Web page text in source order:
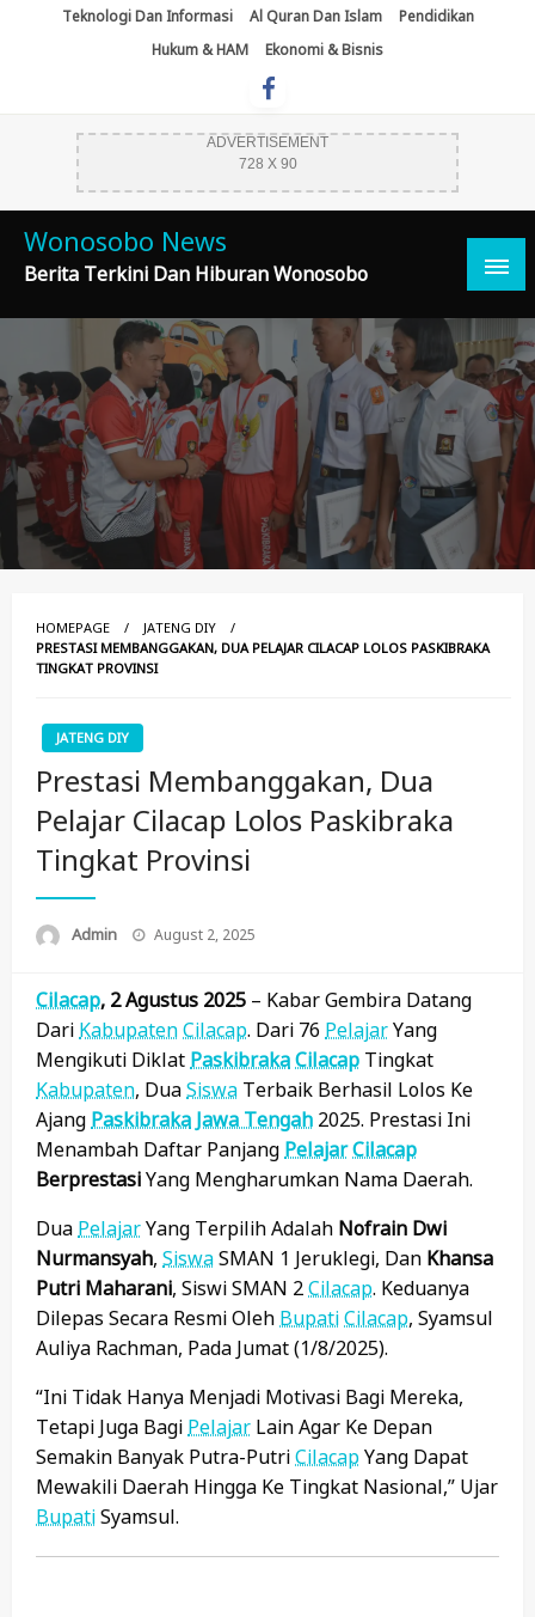
Teknologi Dan Informasi Al Quran Dan Islam
Pendidikan
Hukum & HAM
Ekonomi & Bisnis
ADVERTISEMENT
728 X 90
Wonosobo News
Berita Terkini Dan Hiburan Wonosobo
HOMEPAGE
JATENG DIY
PRESTASI MEMBANGGAKAN, DUA PELAJAR CILACAP LOLOS PASKIBRAKA
TINGKAT PROVINSI
JATENG DIY
Prestasi Membanggakan, Dua
Pelajar Cilacap Lolos Paskibraka
Tingkat Provinsi
Admin
Posted
August 2, 2025
Cilacap, 2 Agustus 2025 – Kabar Gembira Datang
Dari KabupatenCilacap. Dari 76 PelajarYang
Mengikuti Diklat PaskibrakaCilacap Tingkat
Kabupaten, DuaSiswa Terbaik Berhasil Lolos Ke
Ajang Paskibraka Jawa Tengah 2025. Prestasi Ini
Menambah Daftar Panjang PelajarCilacap
BerprestasiYang Mengharumkan Nama Daerah.
Dua PelajarYang Terpilih Adalah Nofrain Dwi
Nurmansyah, SiswaSMAN 1 Jeruklegi, Dan Khansa
Putri Maharani, Siswi SMAN 2Cilacap. Keduanya
Dilepas Secara Resmi Oleh BupatiCilacap, Syamsul
Auliya Rachman, Pada Jumat (1/8/2025).
“Ini Tidak Hanya Menjadi Motivasi Bagi Mereka,
Tetapi Juga Bagi Pelajar Lain Agar Ke Depan
Semakin Banyak Putra-PutriCilacapYang Dapat
Mewakili Daerah Hingga Ke Tingkat Nasional,” Ujar
BupatiSyamsul.